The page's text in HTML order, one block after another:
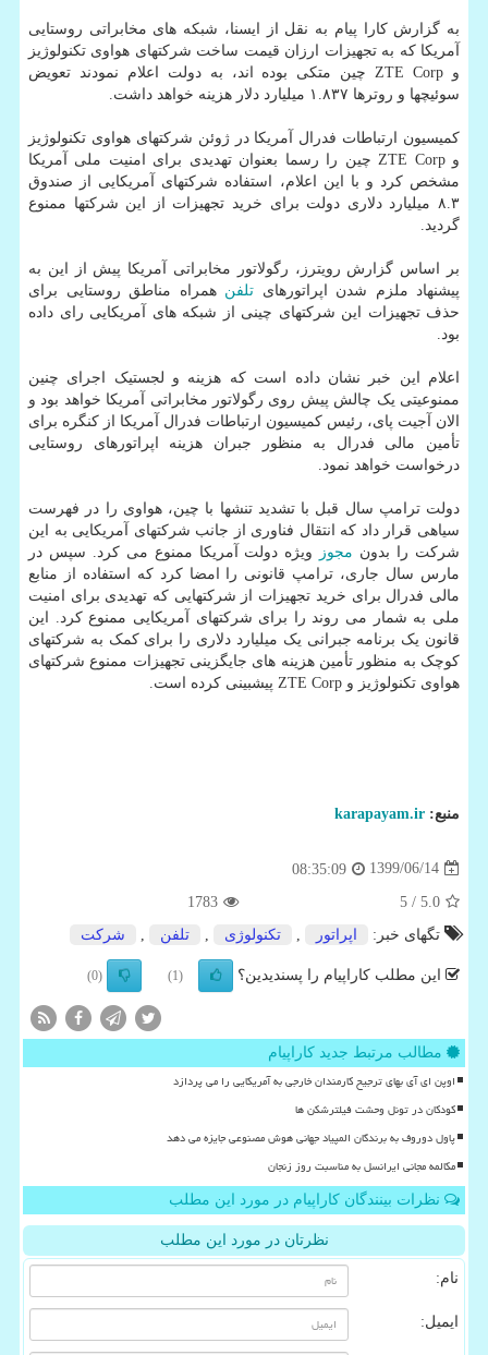
به گزارش کارا پیام به نقل از ایسنا، شبکه های مخابراتی روستایی
آمریکا که به تجهیزات ارزان قیمت ساخت شرکتهای هواوی تکنولوژیز
و ZTE Corp چین متکی بوده اند، به دولت اعلام نمودند تعویض
سوئیچها و روترها ۱.۸۳۷ میلیارد دلار هزینه خواهد داشت.
کمیسیون ارتباطات فدرال آمریکا در ژوئن شرکتهای هواوی تکنولوژیز
و ZTE Corp چین را رسما بعنوان تهدیدی برای امنیت ملی آمریکا
مشخص کرد و با این اعلام، استفاده شرکتهای آمریکایی از صندوق
۸.۳ میلیارد دلاری دولت برای خرید تجهیزات از این شرکتها ممنوع
گردید.
بر اساس گزارش رویترز، رگولاتور مخابراتی آمریکا پیش از این به
پیشنهاد ملزم شدن اپراتورهای تلفن همراه مناطق روستایی برای
حذف تجهیزات این شرکتهای چینی از شبکه های آمریکایی رای داده
بود.
اعلام این خبر نشان داده است که هزینه و لجستیک اجرای چنین
ممنوعیتی یک چالش پیش روی رگولاتور مخابراتی آمریکا خواهد بود و
الان آجیت پای، رئیس کمیسیون ارتباطات فدرال آمریکا از کنگره برای
تأمین مالی فدرال به منظور جبران هزینه اپراتورهای روستایی
درخواست خواهد نمود.
دولت ترامپ سال قبل با تشدید تنشها با چین، هواوی را در فهرست
سیاهی قرار داد که انتقال فناوری از جانب شرکتهای آمریکایی به این
شرکت را بدون مجوز
ویژه دولت آمریکا ممنوع می کرد. سپس در
مارس سال جاری، ترامپ قانونی را امضا کرد که استفاده از منابع
مالی فدرال برای خرید تجهیزات از شرکتهایی که تهدیدی برای امنیت
ملی به شمار می روند را برای شرکتهای آمریکایی ممنوع کرد. این
قانون یک برنامه جبرانی یک میلیارد دلاری را برای کمک به شرکتهای
کوچک به منظور تأمین هزینه های جایگزینی تجهیزات ممنوع شرکتهای
هواوی تکنولوژیز و ZTE Corp پیشبینی کرده است.
منبع: karapayam.ir
1399/06/14
08:35:09
5.0
/ 5
1783
تگهای خبر:
اپراتور تكنولوژی تلفن شركت
این مطلب کاراپیام را پسندیدین؟ (1)
(0)
مطالب مرتبط جدید کاراپیام
اوپن ای آی بهای ترجیح کارمندان خارجی به آمریکایی را می پردازد
کودکان در تونل وحشت فیلترشکن ها
پاول دوروف به برندگان المپیاد جهانی هوش مصنوعی جایزه می دهد
مکالمه مجانی ایرانسل به مناسبت روز زنجان
نظرات بینندگان کاراپیام در مورد این مطلب
نظرتان در مورد این مطلب
نام:
ایمیل: